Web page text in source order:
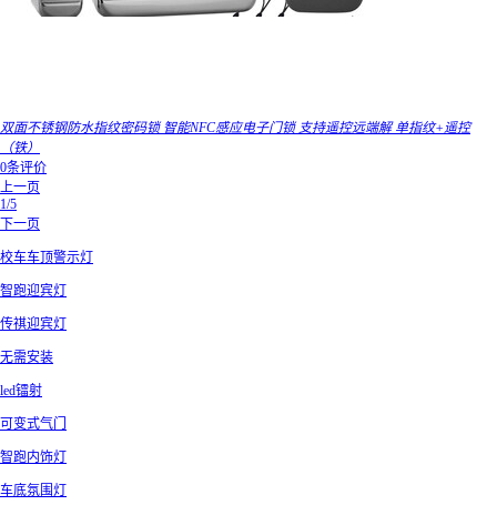
双面不锈钢防水指纹密码锁 智能NFC感应电子门锁 支持遥控远端解 单指纹+遥控
（铁）
0条评价
上一页
1/5
下一页
校车车顶警示灯
智跑迎宾灯
传祺迎宾灯
无需安装
led镭射
可变式气门
智跑内饰灯
车底氛围灯